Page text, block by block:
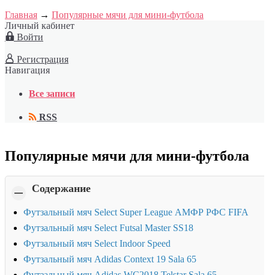
Главная → Популярные мячи для мини-футбола
Личный кабинет
Войти
Регистрация
Навигация
Все записи
RSS
Популярные мячи для мини-футбола
Содержание
Футзальный мяч Select Super League АМФР РФС FIFA
Футзальный мяч Select Futsal Master SS18
Футзальный мяч Select Indoor Speed
Футзальный мяч Adidas Context 19 Sala 65